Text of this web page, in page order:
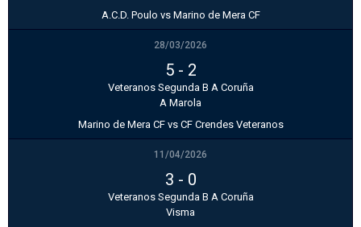
A.C.D. Poulo vs Marino de Mera CF
28/03/2026
5- 2
Veteranos Segunda B A Coruña
A Marola
Marino de Mera CF vs CF Crendes Veteranos
11/04/2026
3 - 0
Veteranos Segunda B A Coruña
Visma